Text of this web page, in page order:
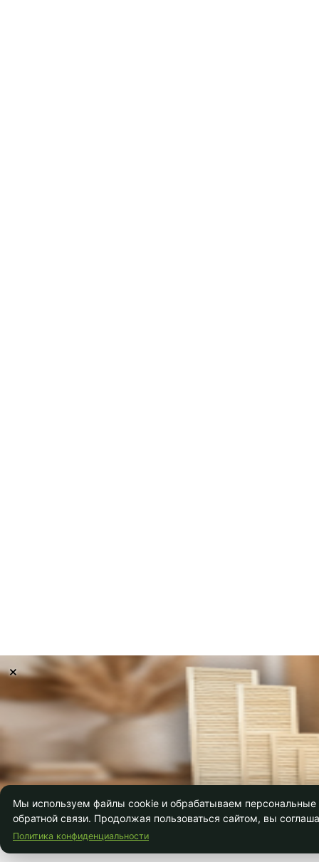
×
Мы используем файлы cookie и обрабатываем персональные
обратной связи. Продолжая пользоваться сайтом, вы
Политика конфиденциальности